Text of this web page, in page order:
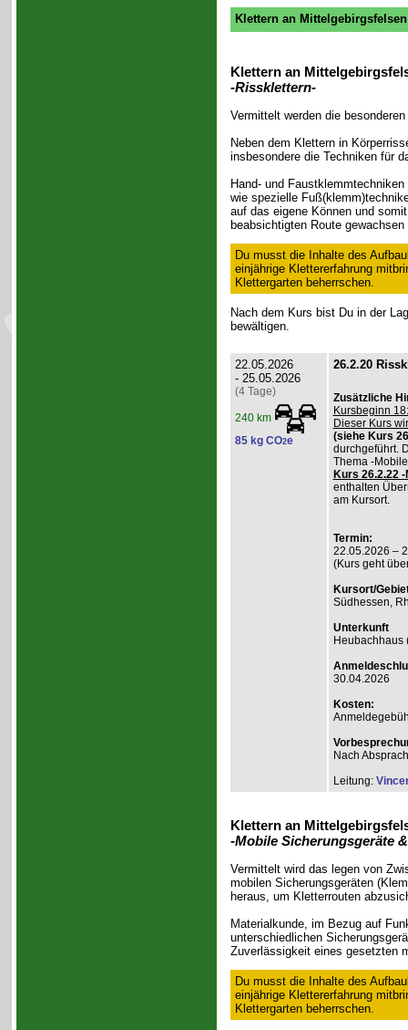
Klettern an
Klettern an
-Rissklettern-
Vermittelt werden die
Neben dem Klettern in
insbesondere die Techniken für
Hand- und
wie spezielle
auf das eigene Können und
beabsichtigten Route
Du musst die Inhalte des
einjährige Klettererfahrung
Klettergarten beherrschen.
Nach dem Kurs bist Du in der
bewältigen.
22.05.2026
- 25.05.2026
(4 Tage)
240 km
85 kg CO2e
26.2.20
Zusätzliche
Kursbeginn
Dieser Kurs
(siehe Kurs
durchgeführt.
Thema -
Kurs 26.2.22
enthalten
am Kursort.
Termin:
22.05.2026 –
(Kurs geht
Kursort/
Südhessen,
Unterkunft
Heubachhaus
30.04.2026
Kosten:
Nach
Leitung:
Klettern an
-Mobile Sicherungsgeräte
Vermittelt wird das legen von
mobilen Sicherungsgeräten
heraus, um Kletterrouten
Materialkunde, im Bezug auf
unterschiedlichen
Zuverlässigkeit eines gesetzten
Du musst die Inhalte des
einjährige Klettererfahrung
Klettergarten beherrschen.